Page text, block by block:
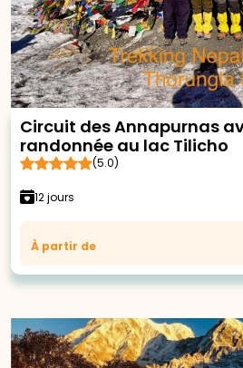
Circuit des Annapurnas
randonnée au lac Tilicho
(5.0)
12 jours
À partir de